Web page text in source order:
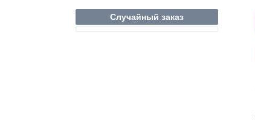
Случайный заказ